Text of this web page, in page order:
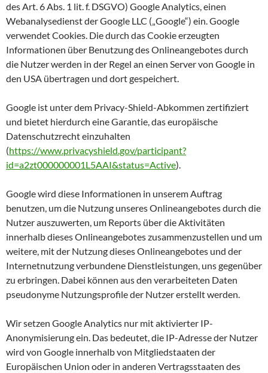
des Art. 6 Abs. 1 lit. f. DSGVO) Google Analytics, einen
Webanalysedienst der Google LLC („Google“) ein. Google
verwendet Cookies. Die durch das Cookie erzeugten
Informationen über Benutzung des Onlineangebotes durch
die Nutzer werden in der Regel an einen Server von Google in
den USA übertragen und dort gespeichert.
Google ist unter dem Privacy-Shield-Abkommen zertifiziert
und bietet hierdurch eine Garantie, das europäische
Datenschutzrecht einzuhalten
(https://www.privacyshield.gov/participant?
id=a2zt000000001L5AAI&status=Active).
Google wird diese Informationen in unserem Auftrag
benutzen, um die Nutzung unseres Onlineangebotes durch die
Nutzer auszuwerten, um Reports über die Aktivitäten
innerhalb dieses Onlineangebotes zusammenzustellen und um
weitere, mit der Nutzung dieses Onlineangebotes und der
Internetnutzung verbundene Dienstleistungen, uns gegenüber
zu erbringen. Dabei können aus den verarbeiteten Daten
pseudonyme Nutzungsprofile der Nutzer erstellt werden.
Wir setzen Google Analytics nur mit aktivierter IP-
Anonymisierung ein. Das bedeutet, die IP-Adresse der Nutzer
wird von Google innerhalb von Mitgliedstaaten der
Europäischen Union oder in anderen Vertragsstaaten des